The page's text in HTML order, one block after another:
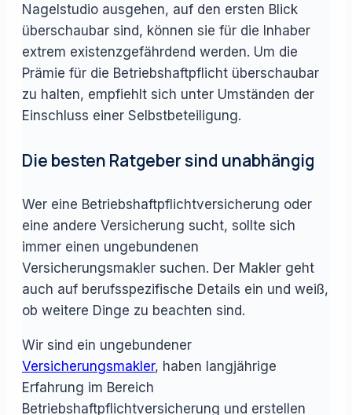
Nagelstudio ausgehen, auf den ersten Blick
überschaubar sind, können sie für die Inhaber
extrem existenzgefährdend werden. Um die
Prämie für die Betriebshaftpflicht überschaubar
zu halten, empfiehlt sich unter Umständen der
Einschluss einer Selbstbeteiligung.
Die besten Ratgeber sind unabhängig
Wer eine Betriebshaftpflichtversicherung oder
eine andere Versicherung sucht, sollte sich
immer einen ungebundenen
Versicherungsmakler suchen. Der Makler geht
auch auf berufsspezifische Details ein und weiß,
ob weitere Dinge zu beachten sind.
Wir sind ein ungebundener
Versicherungsmakler, haben langjährige
Erfahrung im Bereich
Betriebshaftpflichtversicherung und erstellen